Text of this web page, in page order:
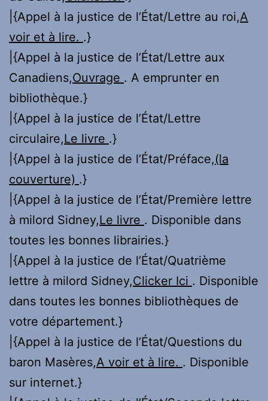
|{Appel à la justice de l’État/Lettre au roi,A
voir et à lire. .}
|{Appel à la justice de l’État/Lettre aux
Canadiens,Ouvrage . A emprunter en
bibliothèque.}
|{Appel à la justice de l’État/Lettre
circulaire,Le livre .}
|{Appel à la justice de l’État/Préface,(la
couverture) .}
|{Appel à la justice de l’État/Première lettre
à milord Sidney,Le livre . Disponible dans
toutes les bonnes librairies.}
|{Appel à la justice de l’État/Quatrième
lettre à milord Sidney,Clicker Ici . Disponible
dans toutes les bonnes bibliothèques de
votre département.}
|{Appel à la justice de l’État/Questions du
baron Masères,A voir et à lire. . Disponible
sur internet.}